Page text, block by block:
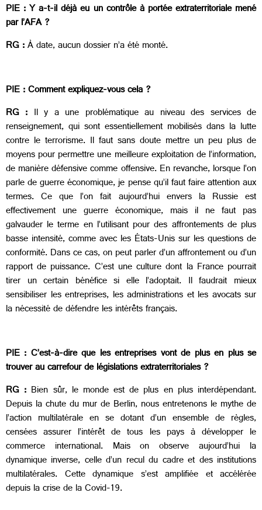
PIE : Y a-t-il déjà eu un contrôle à portée extraterritoriale mené
par l’AFA ?
RG :À date, aucun dossier n’a été monté.
PIE : Comment expliquez-vous cela ?
RG : Il y a une problématique au niveau des services de
renseignement, qui sont essentiellement mobilisés dans la lutte
contre le terrorisme. Il faut sans doute mettre un peu plus de
moyens pour permettre une meilleure exploitation de l’information,
de manière défensive comme offensive. En revanche, lorsque l’on
parle de guerre économique, je pense qu’il faut faire attention aux
termes. Ce que l’on fait aujourd’hui envers la Russie est
effectivement une guerre économique, mais il ne faut pas
galvauder le terme en l’utilisant pour des affrontements de plus
basse intensité, comme avec les États-Unis sur les questions de
conformité. Dans ce cas, on peut parler d’un affrontement ou d’un
rapport de puissance. C’est une culture dont la France pourrait
tirer un certain bénéfice si elle l’adoptait. Il faudrait mieux
sensibiliser les entreprises, les administrations et les avocats sur
la nécessité de défendre les intérêts français.
PIE : C’est-à-dire que les entreprises vont de plus en plus se
trouver au carrefour de législations extraterritoriales ?
RG : Bien sûr, le monde est de plus en plus interdépendant.
Depuis la chute du mur de Berlin, nous entretenons le mythe de
l’action multilatérale en se dotant d’un ensemble de règles,
censées assurer l’intérêt de tous les pays à développer le
commerce international. Mais on observe aujourd’hui la
dynamique inverse, celle d’un recul du cadre et des institutions
multilatérales. Cette dynamique s’est amplifiée et accélérée
depuis la crise de la Covid-19.